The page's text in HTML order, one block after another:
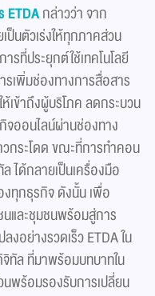
ETDAกล่าวว่า จาก
นตัวเร่งให้ทุกภาคส่วน
รที่ประยุกต์ใช้เทคโนโลยี
รเพิ่มช่องทางการสื่อสาร
เข้าถึงผู้บริโภค ลดกระบวน
จออนไลน์ผ่านช่องทาง
กระโดด ขณะที่การทำคอน
ได้กลายเป็นเครื่องมือ
ทุกธุรกิจ ดังนั้น เพื่อ
นและชุมชนพร้อมสู่การ
งอย่างรวดเร็ว ETDA ใน
ทัล ที่มาพร้อมบทบาทใน
พร้อมรองรับการเปลี่ยน